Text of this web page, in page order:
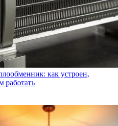
как устроен,
работать